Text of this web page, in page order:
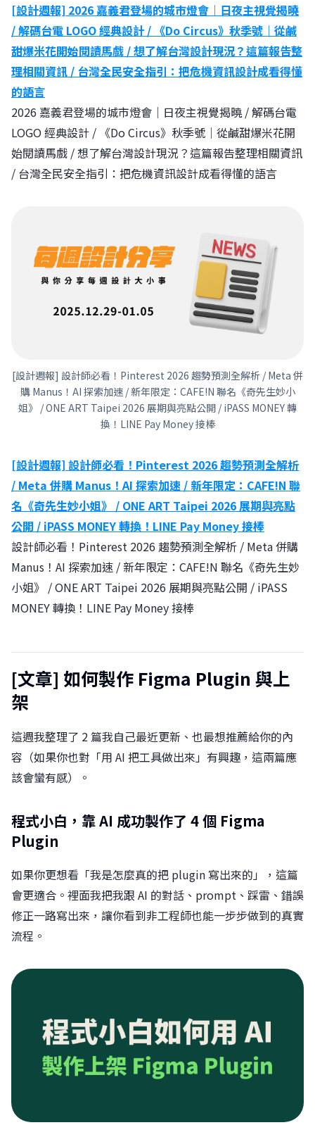
[設計週報] 2026 嘉義君登場的城市燈會｜日夜主視覺揭曉
/ 解碼台電 LOGO 經典設計 / 《Do Circus》秋季號｜從鹹
甜爆米花開始閱讀馬戲 / 想了解台灣設計現況？這篇報告整
理相關資訊 / 台灣全民安全指引：把危機資訊設計成看得懂
的語言
2026 嘉義君登場的城市燈會｜日夜主視覺揭曉 / 解碼台電
LOGO 經典設計 / 《Do Circus》秋季號｜從鹹甜爆米花開
始閱讀馬戲 / 想了解台灣設計現況？這篇報告整理相關資訊
/ 台灣全民安全指引：把危機資訊設計成看得懂的語言
[設計週報] 設計師必看！Pinterest 2026 趨勢預測全解析 / Meta 併
購 Manus！AI 探索加速 / 新年限定：CAFE!N 聯名《奇先生妙小
姐》 / ONE ART Taipei 2026 展期與亮點公開 / iPASS MONEY 轉
換！LINE Pay Money 接棒
[設計週報] 設計師必看！Pinterest 2026 趨勢預測全解析
/ Meta 併購 Manus！AI 探索加速 / 新年限定：CAFE!N 聯
名《奇先生妙小姐》 / ONE ART Taipei 2026 展期與亮點
公開 / iPASS MONEY 轉換！LINE Pay Money 接棒
設計師必看！Pinterest 2026 趨勢預測全解析 / Meta 併購
Manus！AI 探索加速 / 新年限定：CAFE!N 聯名《奇先生妙
小姐》 / ONE ART Taipei 2026 展期與亮點公開 / iPASS
MONEY 轉換！LINE Pay Money 接棒
[文章] 如何製作 Figma Plugin 與上
架
這週我整理了 2 篇我自己最近更新、也最想推薦給你的內
容（如果你也對「用 AI 把工具做出來」有興趣，這兩篇應
該會蠻有感）。
程式小白，靠 AI 成功製作了 4 個 Figma
Plugin
如果你更想看「我是怎麼真的把 plugin 寫出來的」，這篇
會更適合。裡面我把我跟 AI 的對話、prompt、踩雷、錯誤
修正一路寫出來，讓你看到非工程師也能一步步做到的真實
流程。